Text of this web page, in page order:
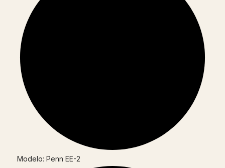
Modelo: Penn EE-2